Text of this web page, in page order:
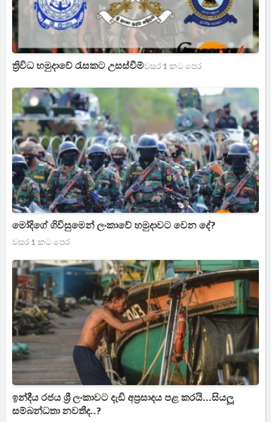
ත්‍රිවිධ හමුදාවේ රැසකට උසස්වීම්වසර 1 කට පෙර
මෝදිගේ ගිවිසුමෙන් ලංකාවේ හමුදාවට වෙන දේ?
වසර 1 කට පෙර
ඉන්දීය රජය ශ්‍රී ලංකාවට දැඩි අප්‍රසාදය පළ කරයි...සියලූ
සම්බන්ධතා නවතීද..?